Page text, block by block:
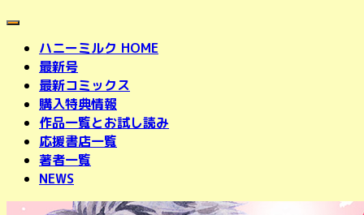
toggle navigation
ハニーミルク HOME
最新号
最新コミックス
購入特典情報
作品一覧とお試し読み
応援書店一覧
著者一覧
NEWS